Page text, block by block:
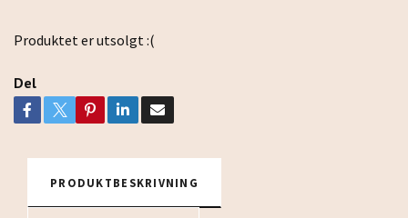
Produktet er utsolgt :(
Del
PRODUKTBESKRIVNING